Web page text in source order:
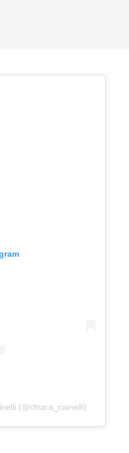
(@chiara_cainelli)